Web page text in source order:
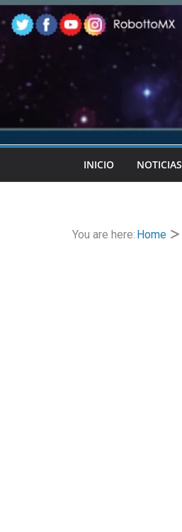
Skip
to
content
INICIO NOTICIAS
You are here: Home